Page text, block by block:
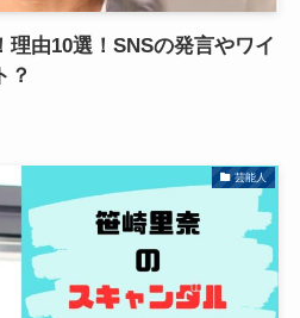
由10選！SNSの発言やワイ
？
芸能人